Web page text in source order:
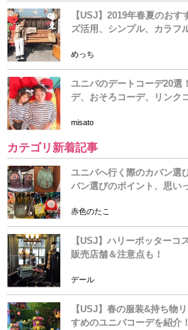
【USJ】2019年春夏のお
ズ活用、シンプル、カラフ
めっち
ユニバのデートコーデ20選
デ、おそろコーデ、リンク
misato
カテゴリ新着記事
ユニバへ行く際のカバン選
バン選びのポイント、思い
赤色のたこ
【USJ】ハリーポッターコ
販売店舗＆注意点も！
デール
【USJ】春の服装&持ち物
すめのユニバコーデを紹介！